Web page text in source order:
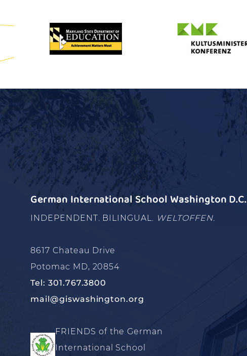
German International School Washington D.C.
INDEPENDENT. BILINGUAL. WELTOFFEN.
8617 Chateau Drive
Potomac MD, 20854
Tel: 301.767.3800
mail@giswashington.org
FRIENDS of the German
International School